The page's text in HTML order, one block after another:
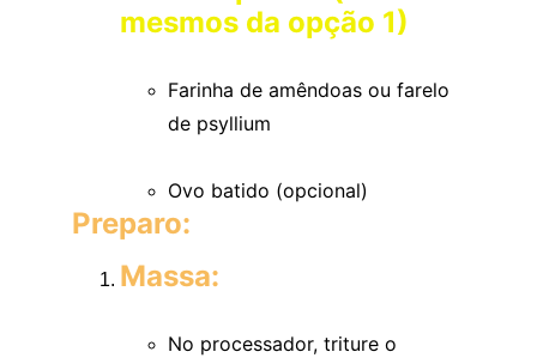
mesmos da opção 1)
Farinha de amêndoas ou farelo
de psyllium
Ovo batido (opcional)
Preparo:
Massa:
No processador, triture o